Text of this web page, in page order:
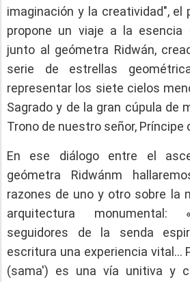
imaginación y la creatividad", el
propone un viaje a la esencia
junto al geómetra Ridwán,
serie de estrellas
representar los siete cielos
Sagrado y de la gran cúpula de
Trono de nuestro señor, Príncipe
En ese diálogo entre el
geómetra Ridwánm
razones de uno y otro sobre la
arquitectura monumental:
seguidores de la senda
escritura una experiencia vital…
(sama') es una vía unitiva y